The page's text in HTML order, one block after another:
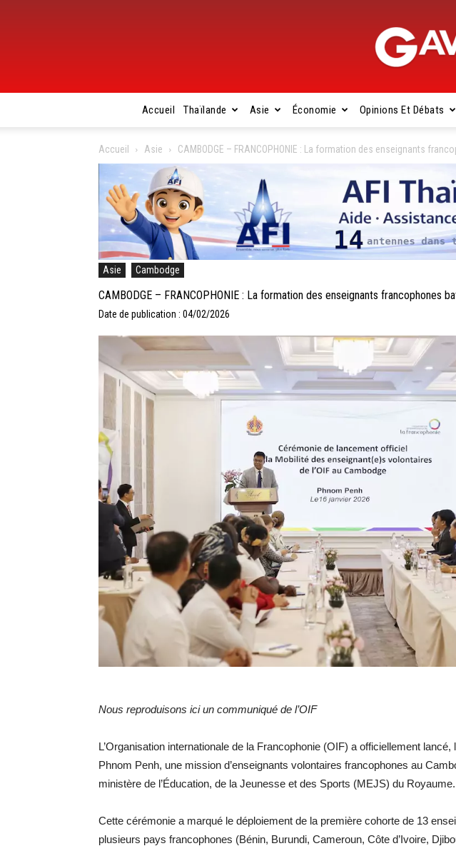
Accueil Thaïlande Asie Économie Opinions Et Débats
Accueil Asie CAMBODGE – FRANCOPHONIE : La formation des enseignants
Asie Cambodge
CAMBODGE – FRANCOPHONIE : La formation des enseignants francophones
Date de publication : 04/02/2026
Nous reproduisons ici un communiqué de l’OIF
L’Organisation internationale de la Francophonie (OIF) a officiellement
Phnom Penh, une mission d’enseignants volontaires francophones au
ministère de l’Éducation, de la Jeunesse et des Sports (MEJS) du Royaume.
Cette cérémonie a marqué le déploiement de la première cohorte de 13
plusieurs pays francophones (Bénin, Burundi, Cameroun, Côte d’Ivoire,